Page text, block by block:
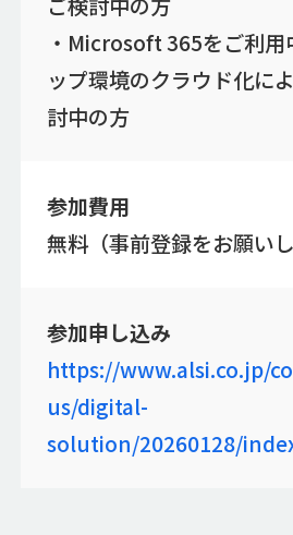
・Microsoft 365をご利用
ップ環境のクラウド化に
討中の方
参加費用
無料（事前登録をお願いし
参加申し込み
https://www.alsi.co.jp/
us/digital-
solution/20260128/